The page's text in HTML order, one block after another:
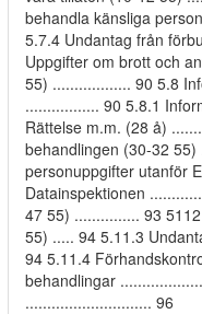
behandla känsliga
5.7.4 Undantag från
Uppgifter om brott och
55) .................. 90 5.8
................. 90 5.8.1
Rättelse m.m. (28 å)
behandlingen (30-32
personuppgifter utanför
Datainspektionen
47 55) ............... 93
55) ..... 94 5.11.3
94 5.11.4
behandlingar
............................. 96